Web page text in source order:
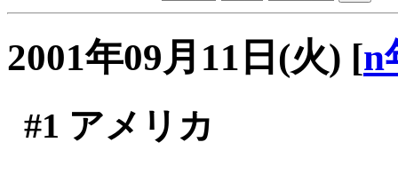
2001年09月11日(火) [n
#1 アメリカ